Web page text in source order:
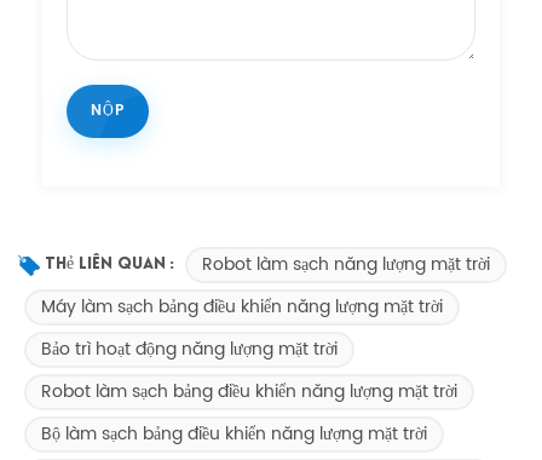
Thẻ Liên Quan :
Robot làm sạch năng lượng mặt trời
Máy làm sạch bảng điều khiển năng lượng mặt trời
Bảo trì hoạt động năng lượng mặt trời
Robot làm sạch bảng điều khiển năng lượng mặt trời
Bộ làm sạch bảng điều khiển năng lượng mặt trời